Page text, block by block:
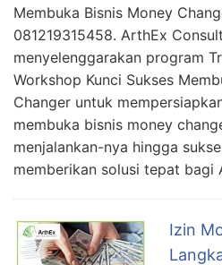
Membuka Bisnis Money
081219315458. ArthEx
menyelenggarakan program
Workshop Kunci Sukses
Changer untuk
membuka bisnis money
menjalankan-nya hingga
memberikan solusi tepat bagi
Izin